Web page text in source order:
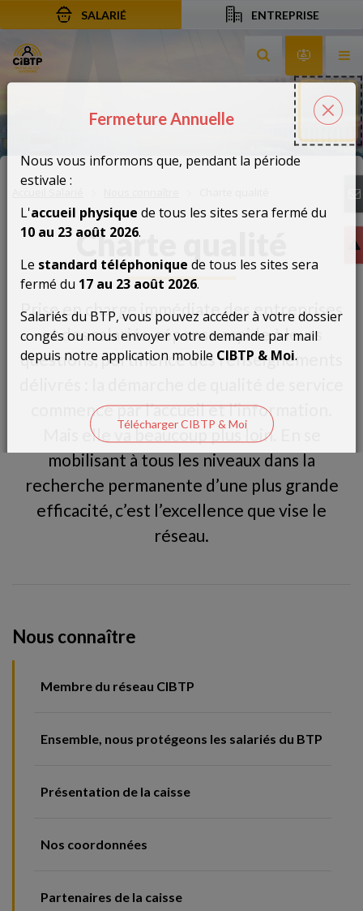
Aller au contenu
Aller à la recherche
Aller à la navigation
SALARIÉ ENTREPRISE
Rechercher sur
Charte qualité
Prise en charge immédiate des entreprises
et des salariés, réponse rapide à leurs
questions, pertinence des renseignements
commence par l’accueil et l’information.
Mais elle va beaucoup plus loin. En se
mobilisant à tous les niveaux dans la
recherche permanente d’une plus grande
efficacité, c’est l’excellence que vise le
réseau.
Nous connaître
Membre du réseau CIBTP
Ensemble, nous protégeons les salariés du BTP
Présentation de la caisse
Nos coordonnées
Partenaires de la caisse
Fermeture Annuelle
Nous vous informons que, pendant la période
estivale :
L'accueil physique de tous les sites sera fermé du
10 au 23 août 2026.
Le standard téléphonique de tous les sites sera
fermé du 17 au 23 août 2026.
Salariés du BTP, vous pouvez accéder à votre dossier
congés ou nous envoyer votre demande par mail
depuis notre application mobile CIBTP & Moi.
Télécharger CIBTP & Moi